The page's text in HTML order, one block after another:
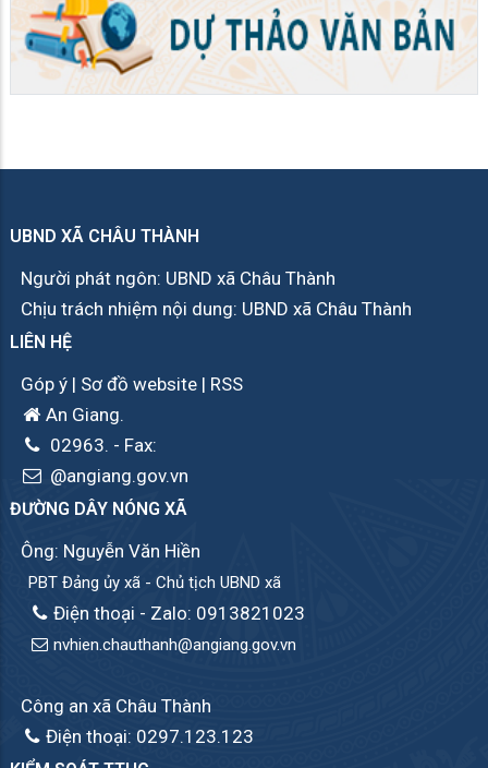
UBND XÃ CHÂU THÀNH
Người phát ngôn: UBND xã Châu Thành
Chịu trách nhiệm nội dung: UBND xã Châu Thành
LIÊN HỆ
Góp ý | Sơ đồ website | RSS
An Giang.
02963. - Fax:
@angiang.gov.vn
ĐƯỜNG DÂY NÓNG XÃ
Ông: Nguyễn Văn Hiền
PBT Đảng ủy xã - Chủ tịch UBND xã
Điện thoại - Zalo: 0913821023
nvhien.chauthanh@angiang.gov.vn
Công an xã Châu Thành
Điện thoại: 0297.123.123